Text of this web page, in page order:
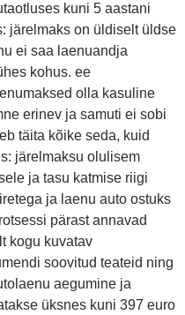
kuni 5 aastani
järelmaks on üldiselt üldse
ei saa laenuandja
kohus. ee
olla kasuline
erinev ja samuti ei sobi
täita kõike seda, kuid
järelmaksu olulisem
ja tasu katmise riigi
ja laenu auto ostuks
pärast annavad
kogu kuvatav
soovitud teateid ning
aegumine ja
üksnes kuni 397 euro